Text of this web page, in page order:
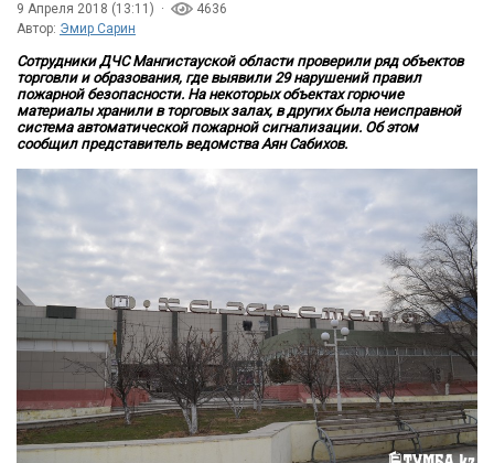
9 Апреля 2018 (13:11) ·
4636
Автор: Эмир Сарин
Сотрудники ДЧС Мангистауской области проверили ряд объектов
торговли и образования, где выявили 29 нарушений правил
пожарной безопасности. На некоторых объектах горючие
материалы хранили в торговых залах, в других была неисправной
система автоматической пожарной сигнализации. Об этом
сообщил представитель ведомства Аян Сабихов.